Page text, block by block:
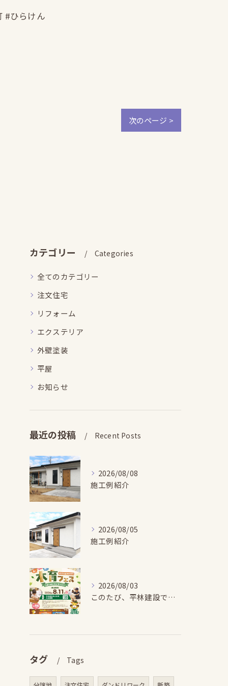
#ひらけん
次のページ >
カテゴリー Categories
全てのカテゴリー
注文住宅
リフォーム
エクステリア
外壁塗装
平屋
お知らせ
最近の投稿 Recent Posts
2026/08/08
施工例紹介
2026/08/05
施工例紹介
2026/08/03
このたび、平林建設では、お子さまが木とふれあい・木について学...
タグ Tags